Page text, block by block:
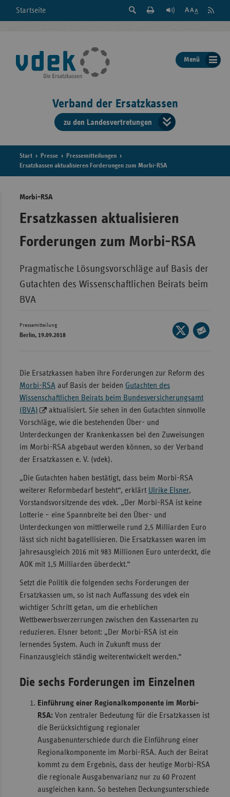
Startseite
Suche
der
Seite
Feed
Menü
Verband der Ersatzkassen
zu den Landesvertretungen
der
Berlin/
Hessen
Start Presse
Pressemitteilungen
Ersatzkassen aktualisieren Forderungen zum Morbi-RSA
Morbi-RSA
Ersatzkassen aktualisieren
Forderungen zum Morbi-RSA
Pragmatische Lösungsvorschläge auf Basis der
Gutachten des Wissenschaftlichen Beirats beim
BVA
Pressemitteilung
Berlin, 19.09.2018
Seite
auf
teilen
Die Ersatzkassen haben ihre Forderungen zur Reform des
Morbi-RSA auf Basis der beiden Gutachten des
Wissenschaftlichen Beirats beim Bundesversicherungsamt
(BVA)
aktualisiert. Sie sehen in den Gutachten sinnvolle
Vorschläge, wie die bestehenden Über- und
Unterdeckungen der Krankenkassen bei den Zuweisungen
im Morbi-RSA abgebaut werden können, so der Verband
der Ersatzkassen e. V. (vdek).
„Die Gutachten haben bestätigt, dass beim Morbi-RSA
weiterer Reformbedarf besteht“, erklärt Ulrike Elsner,
Vorstandsvorsitzende des vdek. „Der Morbi-RSA ist keine
Lotterie – eine Spannbreite bei den Über- und
Unterdeckungen von mittlerweile rund 2,5 Milliarden Euro
lässt sich nicht bagatellisieren. Die Ersatzkassen waren im
Jahresausgleich 2016 mit 983 Millionen Euro unterdeckt, die
AOK mit 1,5 Milliarden überdeckt.“
Setzt die Politik die folgenden sechs Forderungen der
Ersatzkassen um, so ist nach Auffassung des vdek ein
wichtiger Schritt getan, um die erheblichen
Wettbewerbsverzerrungen zwischen den Kassenarten zu
reduzieren. Elsner betont: „Der Morbi-RSA ist ein
lernendes System. Auch in Zukunft muss der
Finanzausgleich ständig weiterentwickelt werden.“
Die sechs Forderungen im Einzelnen
Einführung einer Regionalkomponente im Morbi-
RSA: Von zentraler Bedeutung für die Ersatzkassen ist
die Berücksichtigung regionaler
Ausgabenunterschiede durch die Einführung einer
Regionalkomponente im Morbi-RSA. Auch der Beirat
kommt zu dem Ergebnis, dass der heutige Morbi-RSA
die regionale Ausgabenvarianz nur zu 60 Prozent
ausgleichen kann. So bestehen Deckungsunterschiede